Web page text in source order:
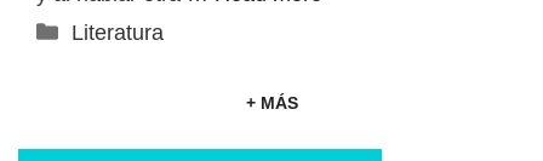
Categorías
Literatura
+ MÁS